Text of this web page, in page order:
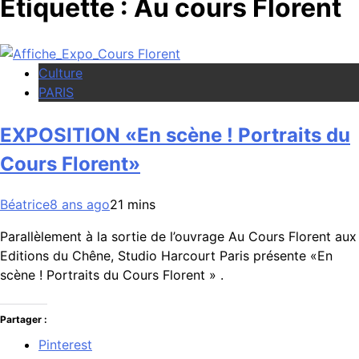
Étiquette : Au cours Florent
Culture
PARIS
EXPOSITION «En scène ! Portraits du
Cours Florent»
Béatrice8 ans ago21 mins
Parallèlement à la sortie de l’ouvrage Au Cours Florent aux
Editions du Chêne, Studio Harcourt Paris présente «En
scène ! Portraits du Cours Florent » .
Partager :
Pinterest